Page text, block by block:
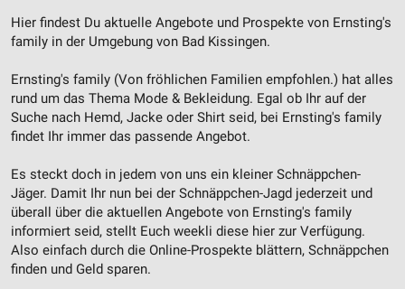
Hier findest Du aktuelle Angebote und Prospekte von Ernsting's
family in der Umgebung von Bad Kissingen.
Ernsting's family (Von fröhlichen Familien empfohlen.) hat alles
rund um das Thema Mode & Bekleidung. Egal ob Ihr auf der
Suche nach Hemd, Jacke oder Shirt seid, bei Ernsting's family
findet Ihr immer das passende Angebot.
Es steckt doch in jedem von uns ein kleiner Schnäppchen-
Jäger. Damit Ihr nun bei der Schnäppchen-Jagd jederzeit und
überall über die aktuellen Angebote von Ernsting's family
informiert seid, stellt Euch weekli diese hier zur Verfügung.
Also einfach durch die Online-Prospekte blättern, Schnäppchen
finden und Geld sparen.